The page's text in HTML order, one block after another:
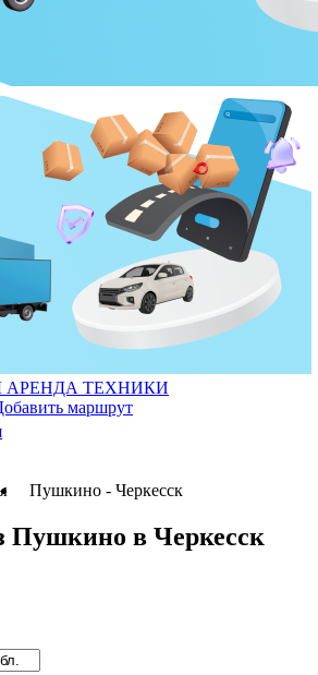
АРЕНДА ТЕХНИКИ
маршрут
Пушкино - Черкесск
Пушкино в Черкесск